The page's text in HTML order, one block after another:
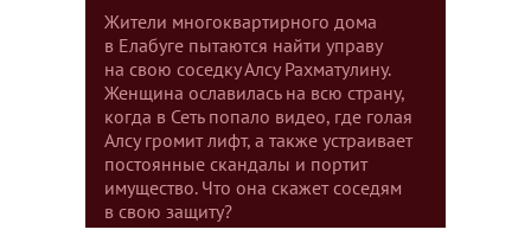
Жители многоквартирного дома
в Елабуге пытаются найти управу
на свою соседку Алсу Рахматулину.
Женщина ославилась на всю страну,
когда в Сеть попало видео, где голая
Алсу громит лифт, а также устраивает
постоянные скандалы и портит
имущество. Что она скажет соседям
в свою защиту?